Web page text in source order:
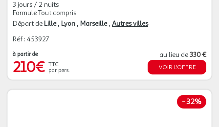
3 jours / 2 nuits
Formule Tout compris
Départ de Lille Lyon Marseille Autres villes
Réf : 453927
à partir de
210€ TTC
par pers.
au lieu de330 €
VOIR L'OFFRE
-32%